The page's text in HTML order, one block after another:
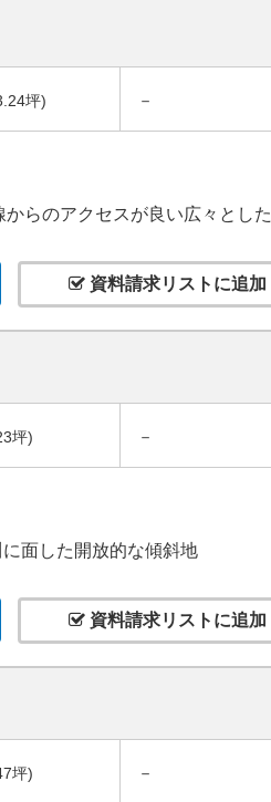
坪) －
らのアクセスが良い広々とし
資料請求リストに追加
坪) －
面した開放的な傾斜地
資料請求リストに追加
坪) －